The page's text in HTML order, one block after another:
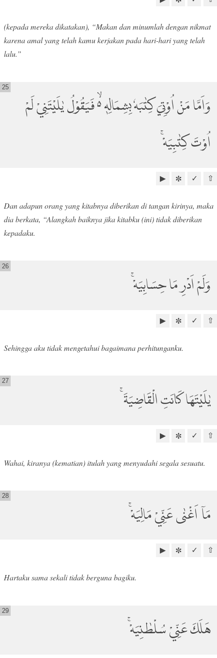
(kepada mereka dikatakan), “Makan dan minumlah dengan nikmat
karena amal yang telah kamu kerjakan pada hari-hari yang telah
lalu.”
وَاَمَّا مَنْ اُوْتِيَ كِتٰبَهٗ بِشِمَالِهٖ ەۙ فَيَقُوْلُ يٰلَيْتَنِيْ لَمْ
اُوْتَ كِتٰبِيَهْۚ
25
⇧
✓
✼
▶
Dan adapun orang yang kitabnya diberikan di tangan kirinya, maka
dia berkata, “Alangkah baiknya jika kitabku (ini) tidak diberikan
kepadaku.
وَلَمْ اَدْرِ مَا حِسَابِيَهْۚ
26
⇧
✓
✼
▶
Sehingga aku tidak mengetahui bagaimana perhitunganku.
يٰلَيْتَهَا كَانَتِ الْقَاضِيَةَۚ
27
⇧
✓
✼
▶
Wahai, kiranya (kematian) itulah yang menyudahi segala sesuatu.
مَآ اَغْنٰى عَنِّيْ مَالِيَهْۚ
28
⇧
✓
✼
▶
Hartaku sama sekali tidak berguna bagiku.
هَلَكَ عَنِّيْ سُلْطٰنِيَهْۚ
29